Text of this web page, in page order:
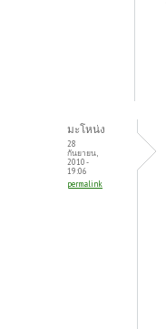
มะโหน่ง
28
กันยายน,
2010 -
19:06
permalink